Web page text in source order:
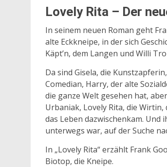
Lovely Rita – Der
In seinem neuen Roman geht
alte Eckkneipe, in der sich
Käpt’n, dem Langen und Willi
Da sind Gisela, die
Comedian, Harry, der alte
die ganze Welt gesehen hat,
Urbaniak, Lovely Rita, die
das Leben dazwischenkam.
unterwegs war, auf der Suche
In „Lovely Rita“ erzählt Frank
Biotop, die Kneipe.